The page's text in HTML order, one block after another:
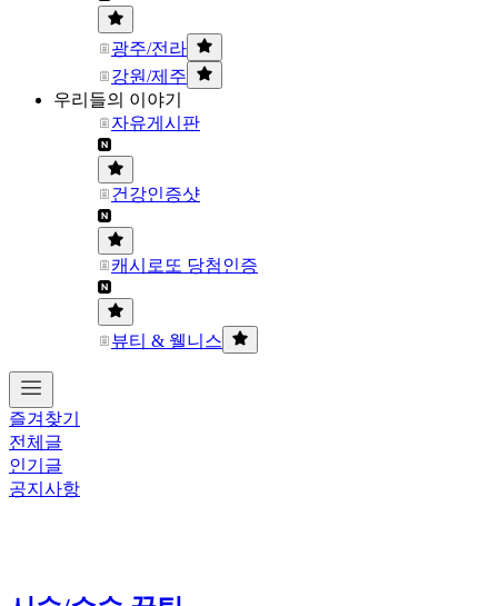
광주/전라
강원/제주
우리들의 이야기
자유게시판
건강인증샷
캐시로또 당첨인증
뷰티 & 웰니스
즐겨찾기
전체글
인기글
공지사항